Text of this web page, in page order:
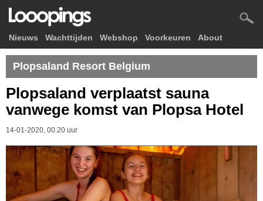
Nieuws Wachttijden Webshop Voorkeuren About
Plopsaland Resort Belgium
Plopsaland verplaatst sauna
vanwege komst van Plopsa Hotel
14-01-2020, 00.20 uur